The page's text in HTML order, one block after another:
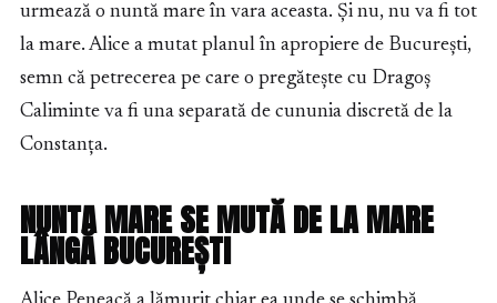
urmează o nuntă mare în vara aceasta. Și nu, nu va fi tot
la mare. Alice a mutat planul în apropiere de București,
semn că petrecerea pe care o pregătește cu Dragoș
Caliminte va fi una separată de cununia discretă de la
Constanța.
NUNTA MARE SE MUTĂ DE LA MARE
LÂNGĂ BUCUREȘTI